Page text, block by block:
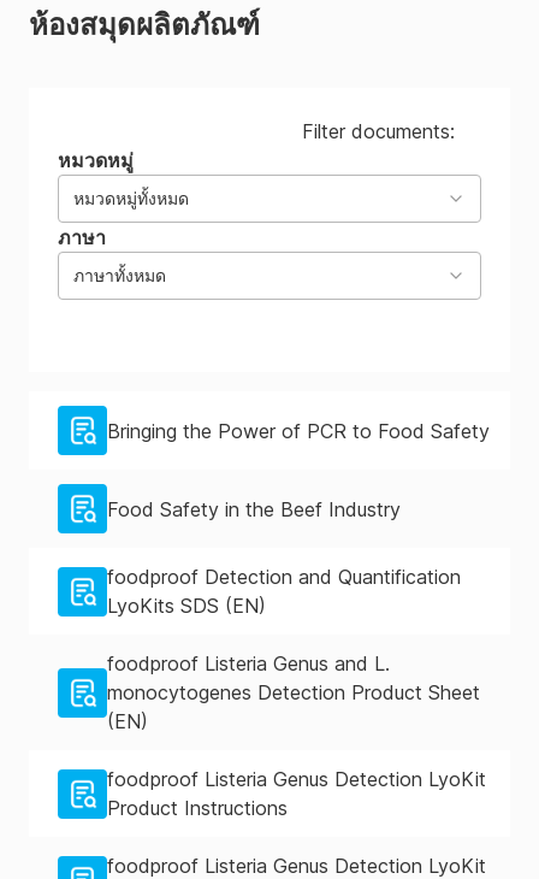
ห้องสมุดผลิตภัณฑ์
Filter documents:
หมวดหมู่
หมวดหมู่ทั้งหมด
ภาษา
ภาษาทั้งหมด
Bringing the Power of PCR to Food Safety
Food Safety in the Beef Industry
foodproof Detection and Quantification
LyoKits SDS (EN)
foodproof Listeria Genus and L.
monocytogenes Detection Product Sheet
(EN)
foodproof Listeria Genus Detection LyoKit
Product Instructions
foodproof Listeria Genus Detection LyoKit